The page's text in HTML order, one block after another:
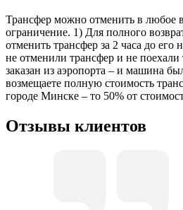
Трансфер можно отменить в любое
ограничение. 1) Для полного
отменить трансфер за 2 часа до его
не отменили трансфер и не
заказан из аэропорта – и машина
возмещаете полную стоимость
городе Минске – то 50% от
Отзывы клиентов